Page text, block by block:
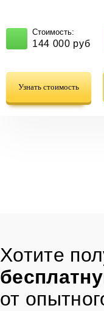
Стоимость:
144 000 руб
Узнать стоимость
Хотите
от